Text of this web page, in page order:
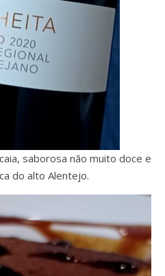
saborosa não muito doce e
do alto Alentejo.